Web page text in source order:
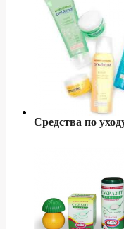
Средства по